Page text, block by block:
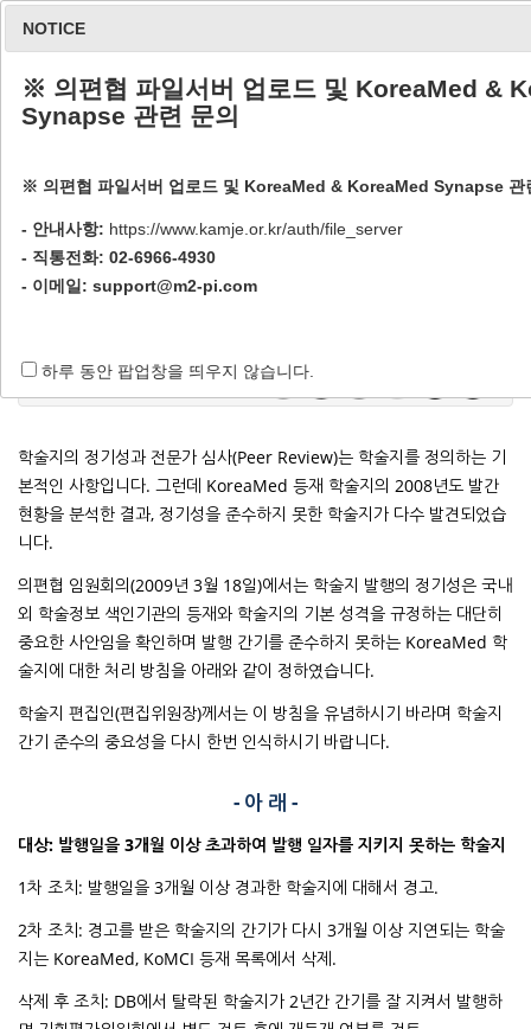
발행지연 학술지 처리 지침
학술지의 정기성과 전문가 심사(Peer Review)는 학술지를 정의하는 기
본적인 사항입니다. 그런데 KoreaMed 등재 학술지의 2008년도 발간
현황을 분석한 결과, 정기성을 준수하지 못한 학술지가 다수 발견되었습
니다.
의편협 임원회의(2009년 3월 18일)에서는 학술지 발행의 정기성은 국내
외 학술정보 색인기관의 등재와 학술지의 기본 성격을 규정하는 대단히
중요한 사안임을 확인하며 발행 간기를 준수하지 못하는 KoreaMed 학
술지에 대한 처리 방침을 아래와 같이 정하였습니다.
학술지 편집인(편집위원장)께서는 이 방침을 유념하시기 바라며 학술지
간기 준수의 중요성을 다시 한번 인식하시기 바랍니다.
- 아 래 -
대상: 발행일을 3개월 이상 초과하여 발행 일자를 지키지 못하는 학술지
1차 조치: 발행일을 3개월 이상 경과한 학술지에 대해서 경고.
2차 조치: 경고를 받은 학술지의 간기가 다시 3개월 이상 지연되는 학술
지는 KoreaMed, KoMCI 등재 목록에서 삭제.
삭제 후 조치: DB에서 탈락된 학술지가 2년간 간기를 잘 지켜서 발행하
NOTICE
※ 의편협 파일서버 업로드 및 KoreaMed &
Synapse 관련 문의
※ 의편협 파일서버 업로드 및 KoreaMed & KoreaMed Synapse 관
- 안내사항: https://www.kamje.or.kr/auth/file_server
- 직통전화: 02-6966-4930
- 이메일: support@m2-pi.com
하루 동안 팝업창을 띄우지 않습니다.